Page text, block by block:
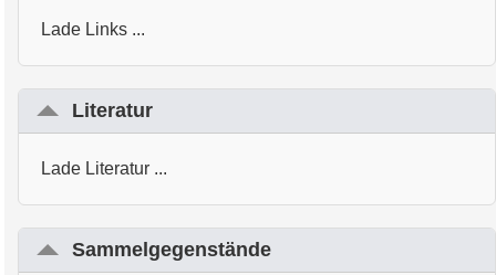
Lade Links ...
Literatur
Lade Literatur ...
Sammelgegenstände